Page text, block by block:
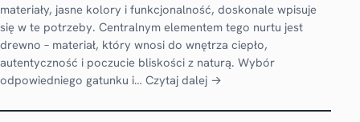
materiały, jasne kolory i funkcjonalność, doskonale wpisuje
się w te potrzeby. Centralnym elementem tego nurtu jest
drewno – materiał, który wnosi do wnętrza ciepło,
autentyczność i poczucie bliskości z naturą. Wybór
odpowiedniego gatunku i… Czytaj dalej →